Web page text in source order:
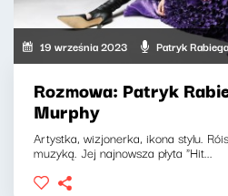
19 września 2023 Patryk
Rozmowa: Patryk
Murphy
Artystka, wizjonerka, ikona stylu.
muzyką. Jej najnowsza płyta "Hit...